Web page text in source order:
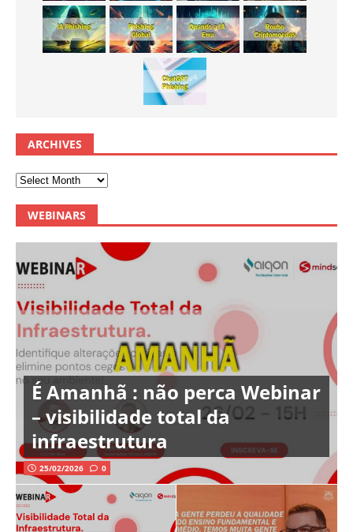
ARCHIVES
WEBINARS
É Amanhã : não perca Webinar
– visibilidade total da
infraestrutura
25/02/2026 0